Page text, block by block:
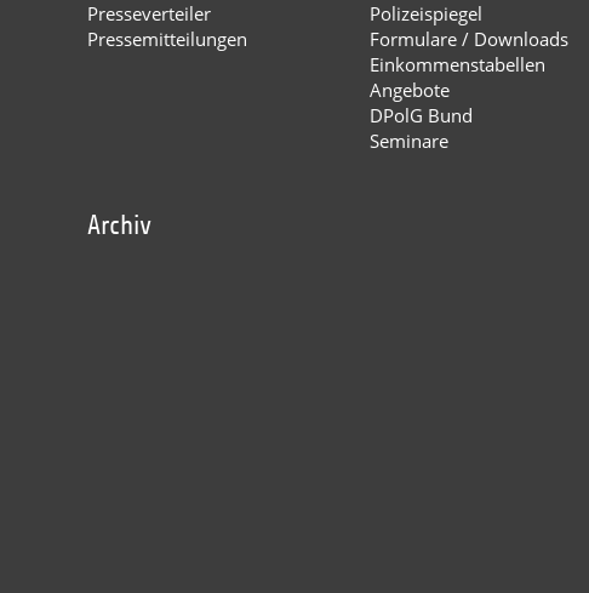
Presseverteiler
Pressemitteilungen
Polizeispiegel
Formulare / Downloads
Einkommenstabellen
Angebote
DPolG Bund
Seminare
Archiv